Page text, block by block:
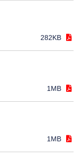
282KB
1MB
1MB